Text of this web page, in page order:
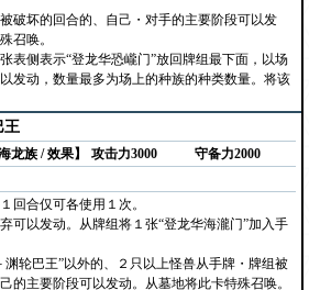
破坏的回合的、自己・对手的主要阶段可以发
召唤。
表侧表示“登龙华恐巄门”放回牌组最下面，以场
发动，数量最多为场上的种族的种类数量。将该
王
海龙族 / 效果】
攻击力3000 守备力2000
合仅可各使用１次。
可以发动。从牌组将１张“登龙华海瀧门”加入手
轮巴王”以外的、２只以上怪兽从手牌・牌组被
的主要阶段可以发动。从墓地将此卡特殊召唤。